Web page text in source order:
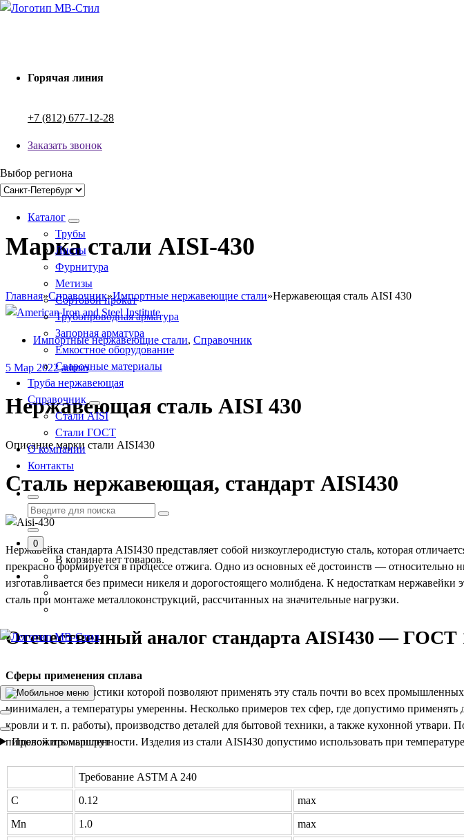
Перейти
Горячая линия
+7 (812) 677-12-28
Заказать звонок
Выбор региона
Каталог
Трубы
Листы
Фурнитура
Метизы
Сортовой прокат
Трубопроводная арматура
Запорная арматура
Емкостное оборудование
Сварочные материалы
Труба нержавеющая
Справочник
Стали AISI
Стали ГОСТ
О компании
Контакты
0
В корзине нет товаров.
Проложить маршрут
Марка стали AISI-430
Главная»Справочник»Импортные нержавеющие стали»Нержавеющая сталь AISI 430
Импортные нержавеющие стали, Справочник
5 Мар 2022 admin
Нержавеющая сталь AISI 430
Описание марки стали AISI430
Сталь нержавеющая, стандарт AISI430
Нержавейка стандарта AISI430 представляет собой низкоуглеродистую сталь, которая
прекрасно формируется в процессе отжига. Одно из основных её достоинств — относительно
изготавливается без примеси никеля и дорогостоящего молибдена. К недостаткам нержавейки
сталь при монтаже металлоконструкций, рассчитанных на значительные нагрузки.
Отечественный аналог стандарта AISI430 — ГОСТ
Сферы применения сплава
AISI430, характеристики которой позволяют применять эту сталь почти во всех
минимален, а температуры умеренны. Несколько примеров тех сфер, где допустимо
кровли и т. п. работы), производство деталей для бытовой техники, а также кухонной
пищевой промышленности. Изделия из стали AISI430 допустимо использовать при
Требование ASTM A 240
C
0.12 max
Mn
1.0 max